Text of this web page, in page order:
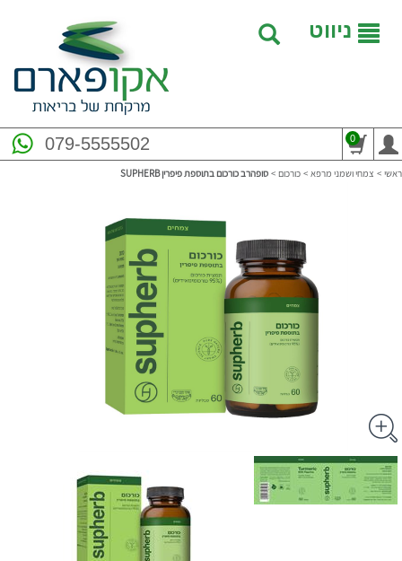
ניווט
079-5555502 0
ראשי > צמחי ושמני מרפא > כורכום > סופהרב כורכום בתוספת פיפרין SUPHERB